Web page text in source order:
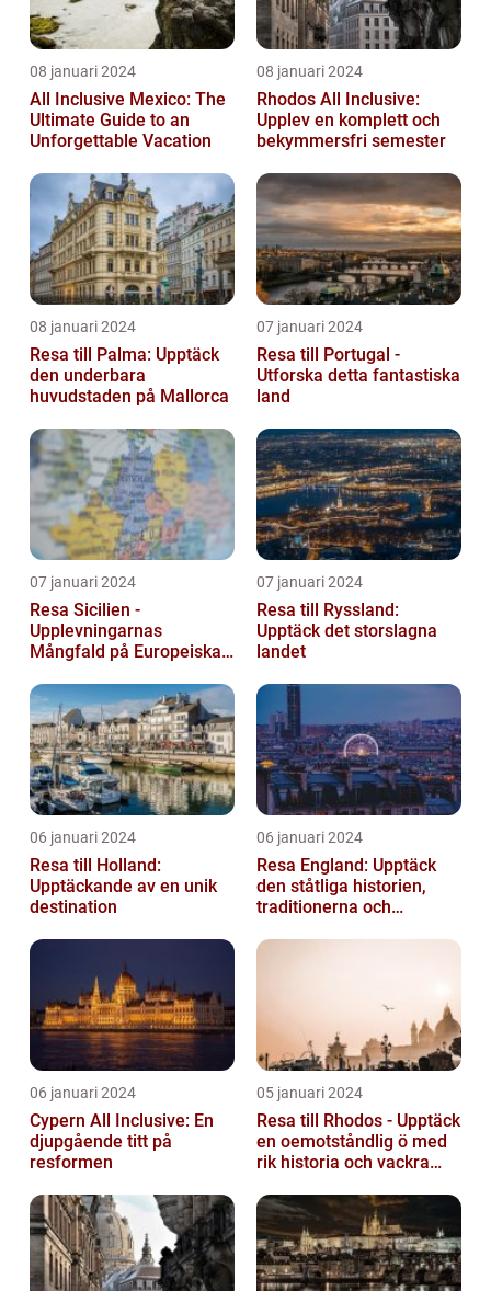
08 januari 2024
All Inclusive Mexico: The
Ultimate Guide to an
Unforgettable Vacation
08 januari 2024
Rhodos All Inclusive:
Upplev en komplett och
bekymmersfri semester
08 januari 2024
Resa till Palma: Upptäck
den underbara
huvudstaden på Mallorca
07 januari 2024
Resa till Portugal -
Utforska detta fantastiska
land
07 januari 2024
Resa Sicilien -
Upplevningarnas
Mångfald på Europeiska
07 januari 2024
Resa till Ryssland:
Upptäck det storslagna
landet
06 januari 2024
Resa till Holland:
Upptäckande av en unik
destination
06 januari 2024
Resa England: Upptäck
den ståtliga historien,
traditionerna och
06 januari 2024
Cypern All Inclusive: En
djupgående titt på
resformen
05 januari 2024
Resa till Rhodos - Upptäck
en oemotståndlig ö med
rik historia och vackra